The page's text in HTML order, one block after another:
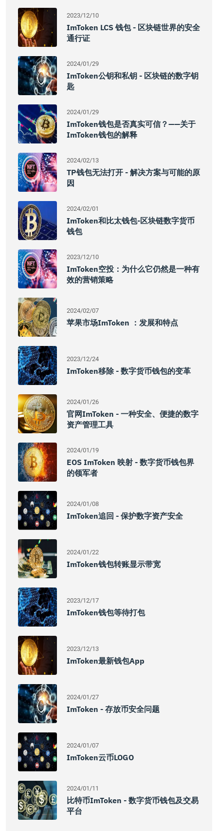
2023/12/10
ImToken LCS 钱包 - 区块链世界的安全
通行证
2024/01/29
ImToken公钥和私钥 - 区块链的数字钥
匙
2024/01/29
ImToken钱包是否真实可信？——关于
ImToken钱包的解释
2024/02/13
TP钱包无法打开 - 解决方案与可能的原
因
2024/02/01
ImToken和比太钱包-区块链数字货币
钱包
2023/12/10
ImToken空投：为什么它仍然是一种有
效的营销策略
2024/02/07
苹果市场imToken ：发展和特点
2023/12/24
ImToken移除 - 数字货币钱包的变革
2024/01/26
官网imToken - 一种安全、便捷的数字
资产管理工具
2024/01/19
EOS ImToken 映射 - 数字货币钱包界
的领军者
2024/01/08
ImToken追回 - 保护数字资产安全
2024/01/22
ImToken钱包转账显示带宽
2023/12/17
ImToken钱包等待打包
2023/12/13
ImToken最新钱包App
2024/01/27
ImToken - 存放币安全问题
2024/01/07
ImToken云币LOGO
2024/01/11
比特币imToken - 数字货币钱包及交易
平台